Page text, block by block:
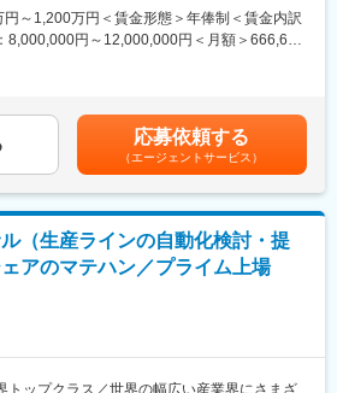
のデジタル活用を牽引し、デジタル活用での
をサプライチェーン全体に波及させていく使
は、デンソーグループのデジタル人材を牽引
ネス成長の実現を目指し、「市民開発推進」
」「生成AI活用」等の様々な施策の企画・推
ジタル人材育成やデジタル活用による業務変
ループ全体から高い期待が寄せられていま
所属しており、メンバーにはキャリア入社者
、多種多様な人が在籍しており、慣習や役職
とりが能力を発揮できる風土があります。
ルティングサービスを組み合わせ、業務改
提案をお任せします。
図面管理/設計変更管理に関する課題整理
3DEXPERIENCE、CATIA、ENOVIA等の活用
携やアフターフォロー など
に留まらず、そのツールを用いて顧客の何を
に変化をもたらすのかをイメージさせること
す。
グから、技術部門とのデモ設計、ライセンス
円～1,200万円＜賃金形態＞年俸制＜賃金内訳
8,000,000円～12,000,000円＜月額＞666,666
ます。月給(月額)は固定手当を含めた表記で
応募依頼する
（エージェントサービス）
ル（生産ラインの自動化検討・提
アのマテハン／プライム上場
トップクラス／世界の幅広い産業界にさまざ